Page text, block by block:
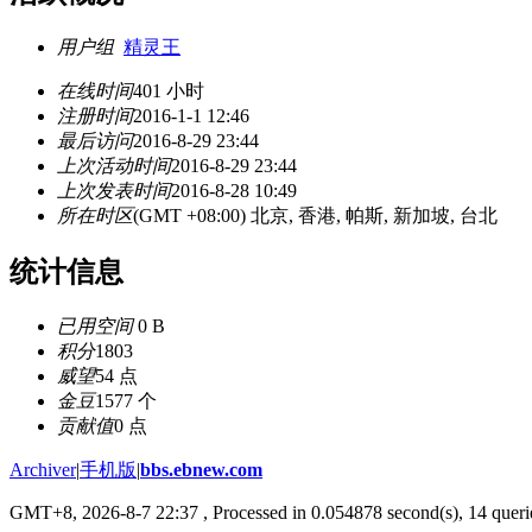
用户组 精灵王
在线时间401 小时
注册时间2016-1-1 12:46
最后访问2016-8-29 23:44
上次活动时间2016-8-29 23:44
上次发表时间2016-8-28 10:49
所在时区(GMT +08:00) 北京, 香港, 帕斯, 新加坡, 台北
统计信息
已用空间0 B
积分1803
威望54 点
金豆1577 个
贡献值0 点
Archiver|手机版|bbs.ebnew.com
GMT+8, 2026-8-7 22:37 , Processed in 0.054878 second(s), 14